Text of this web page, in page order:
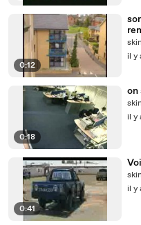
0:12
il y
0:18
on
il y
0:41
il y